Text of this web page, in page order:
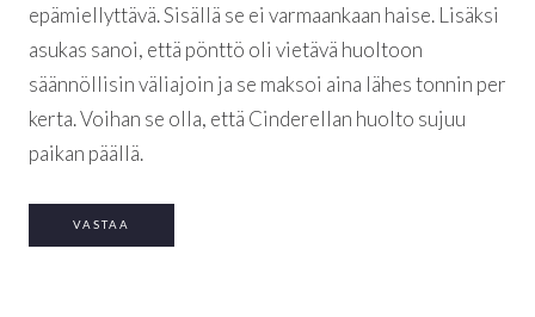
epämiellyttävä. Sisällä se ei varmaankaan haise. Lisäksi
asukas sanoi, että pönttö oli vietävä huoltoon
säännöllisin väliajoin ja se maksoi aina lähes tonnin per
kerta. Voihan se olla, että Cinderellan huolto sujuu
paikan päällä.
VASTAA